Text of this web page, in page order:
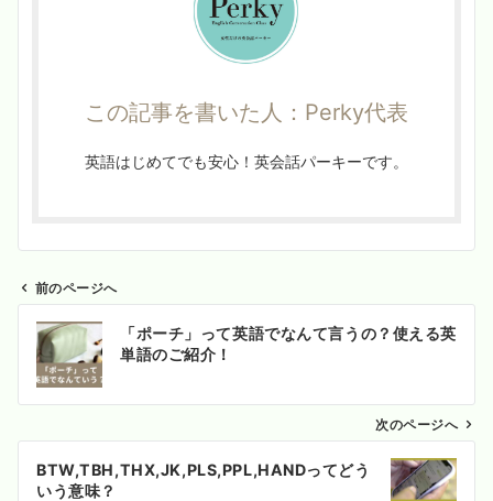
この記事を書いた人：Perky代表
英語はじめてでも安心！英会話パーキーです。
前のページへ
「ポーチ」って英語でなんて言うの？使える英
単語のご紹介！
次のページへ
BTW,TBH,THX,JK,PLS,PPL,HANDってどう
いう意味？